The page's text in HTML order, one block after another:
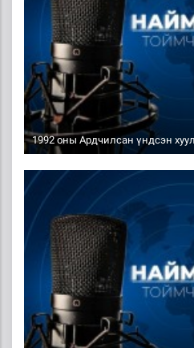
1992 оны Ардчилсан үндсэн